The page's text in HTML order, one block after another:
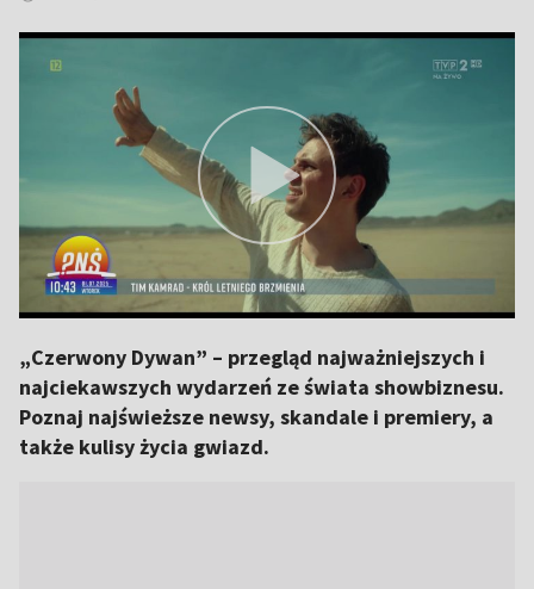
„Czerwony Dywan” – przegląd najważniejszych i
najciekawszych wydarzeń ze świata showbiznesu.
Poznaj najświeższe newsy, skandale i premiery, a
także kulisy życia gwiazd.